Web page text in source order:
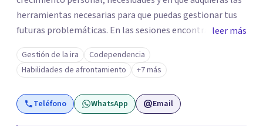
herramientas necesarias para que puedas gestionar tus
futuras problemáticas. En las sesiones encontrarás un
lugar donde abrirte y expresarte sin juicios, donde
explorar tus emociones, conocerte, solucionar tus
heridas y trabajar en tu crecimiento. personal
leer más
Gestión de la ira
Codependencia
Habilidades de afrontamiento
+7 más
Teléfono WhatsApp Email